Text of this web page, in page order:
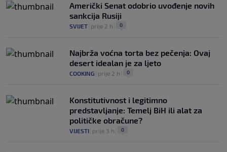
Američki Senat odobrio uvođenje novih
sankcija Rusiji
SVIJET prije 2 h 0
Najbrža voćna torta bez pečenja: Ovaj
desert idealan je za ljeto
COOKING prije 2 h 0
Konstitutivnost i legitimno
predstavljanje: Temelj BiH ili alat za
političke obračune?
VIJESTI prije 3 h 0